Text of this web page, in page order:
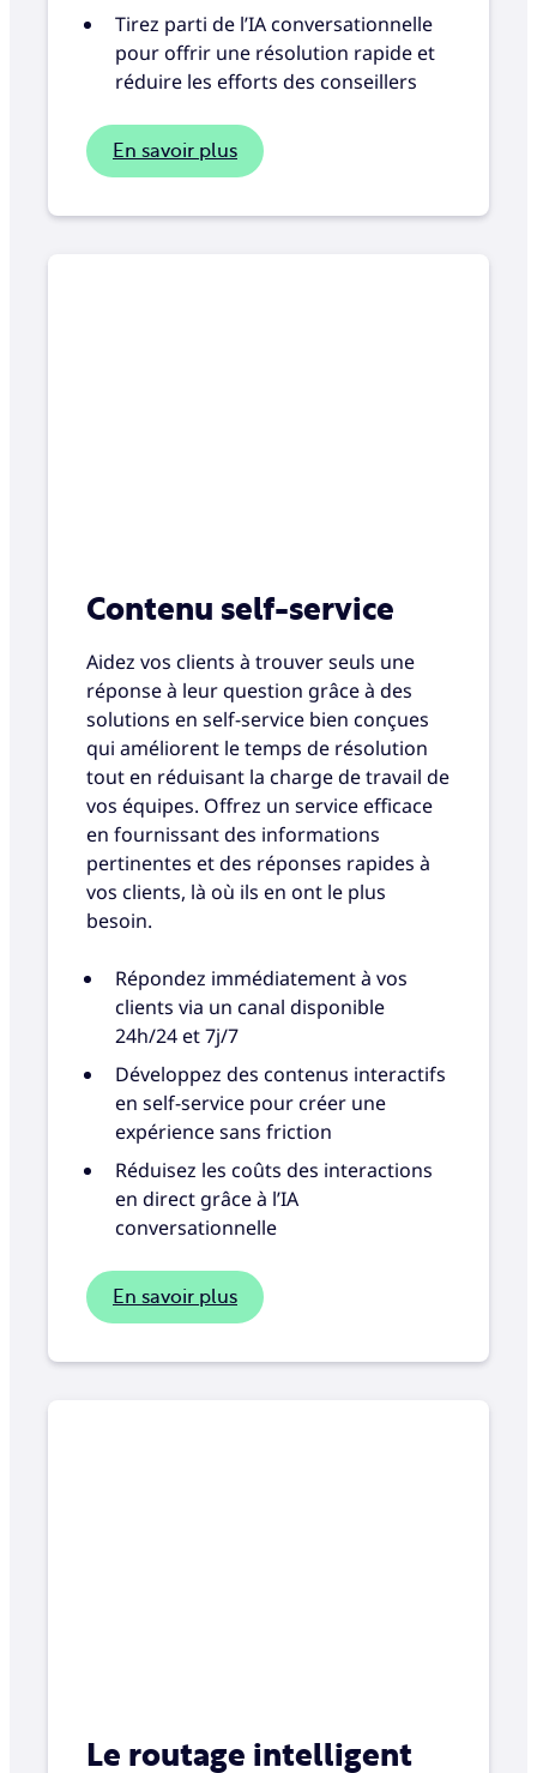
Tirez parti de l’IA conversationnelle
pour offrir une résolution rapide et
réduire les efforts des conseillers
En savoir plus
Contenu self-service
Aidez vos clients à trouver seuls une
réponse à leur question grâce à des
solutions en self-service bien conçues
qui améliorent le temps de résolution
tout en réduisant la charge de travail de
vos équipes. Offrez un service efficace
en fournissant des informations
pertinentes et des réponses rapides à
vos clients, là où ils en ont le plus
besoin.
Répondez immédiatement à vos
clients via un canal disponible
24h/24 et 7j/7
Développez des contenus interactifs
en self-service pour créer une
expérience sans friction
Réduisez les coûts des interactions
en direct grâce à l’IA
conversationnelle
En savoir plus
Le routage intelligent